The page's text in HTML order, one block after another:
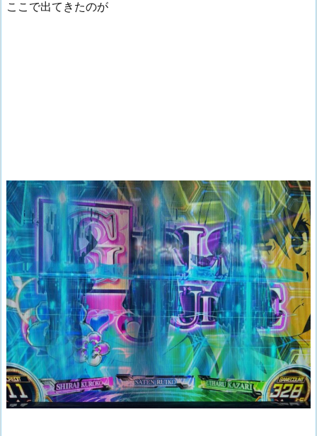
ここで出てきたのが